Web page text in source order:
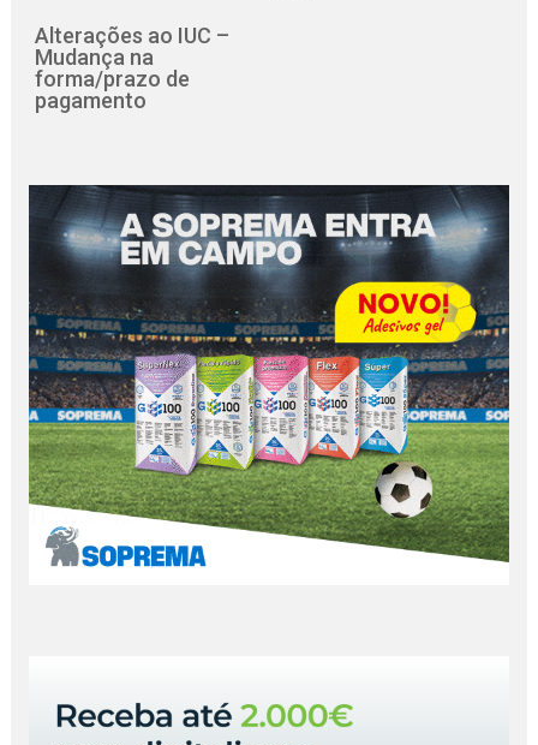
Alterações ao IUC –
Mudança na
forma/prazo de
pagamento